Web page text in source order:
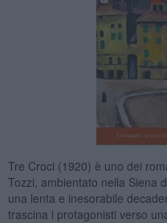
Tre Croci (1920) è uno dei
Tozzi, ambientato nella Siena
una lenta e inesorabile
trascina i protagonisti verso